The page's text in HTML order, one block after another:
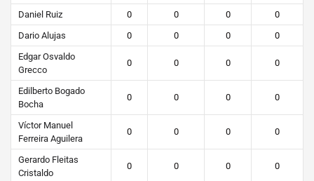
Daniel Ruiz 0 0 0
0
Dario Alujas
0 0 0
0
Edgar Osvaldo
Grecco
0 0 0 0
Edilberto Bogado
Bocha
0 0 0 0
Víctor Manuel
Ferreira Aguilera
0 0 0 0
Gerardo Fleitas
Cristaldo
0 0 0 0